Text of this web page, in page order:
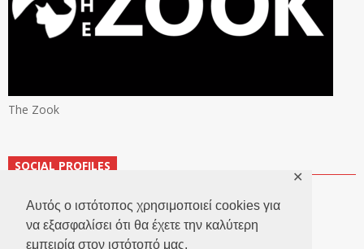
Αυτός ο ιστότοπος χρησιμοποιεί cookies για
να εξασφαλίσει ότι θα έχετε την καλύτερη
εμπειρία στον ιστότοπό μας.
✕
The Zook
SOCIAL PROFILES